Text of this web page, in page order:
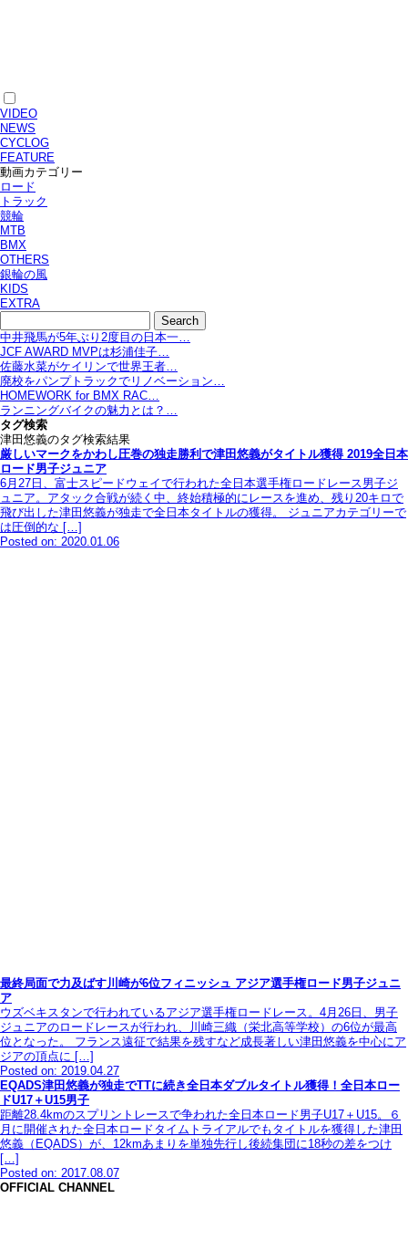
VIDEO
NEWS
CYCLOG
FEATURE
動画カテゴリー
ロード
トラック
競輪
MTB
BMX
OTHERS
銀輪の風
KIDS
EXTRA
中井飛馬が5年ぶり2度目の日本一…
JCF AWARD MVPは杉浦佳子…
佐藤水菜がケイリンで世界王者…
廃校をパンプトラックでリノベーション…
HOMEWORK for BMX RAC…
ランニングバイクの魅力とは？…
タグ検索
津田悠義のタグ検索結果
厳しいマークをかわし圧巻の独走勝利で津田悠義がタイトル獲得 2019全日本
ロード男子ジュニア
6月27日、富士スピードウェイで行われた全日本選手権ロードレース男子ジ
ュニア。アタック合戦が続く中、終始積極的にレースを進め、残り20キロで
飛び出した津田悠義が独走で全日本タイトルの獲得。 ジュニアカテゴリーで
は圧倒的な […]
Posted on: 2020.01.06
最終局面で力及ばす川崎が6位フィニッシュ アジア選手権ロード男子ジュニ
ア
ウズベキスタンで行われているアジア選手権ロードレース。4月26日、男子
ジュニアのロードレースが行われ、川崎三織（栄北高等学校）の6位が最高
位となった。 フランス遠征で結果を残すなど成長著しい津田悠義を中心にア
ジアの頂点に […]
Posted on: 2019.04.27
EQADS津田悠義が独走でTTに続き全日本ダブルタイトル獲得！全日本ロー
ドU17＋U15男子
距離28.4kmのスプリントレースで争われた全日本ロード男子U17＋U15。６
月に開催された全日本ロードタイムトライアルでもタイトルを獲得した津田
悠義（EQADS）が、12kmあまりを単独先行し後続集団に18秒の差をつけ
[…]
Posted on: 2017.08.07
OFFICIAL CHANNEL